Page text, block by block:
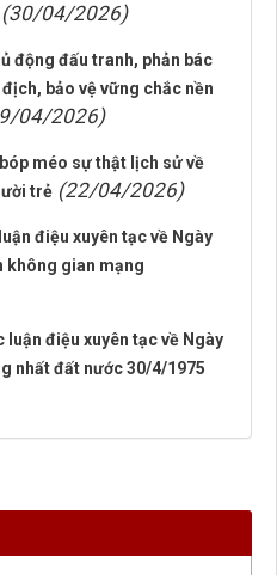
(30/04/2026)
động đấu tranh, phản bác
bảo vệ vững chắc nền
04/2026)
méo sự thật lịch sử về
trẻ (22/04/2026)
điệu xuyên tạc về Ngày
không gian mạng
luận điệu xuyên tạc về Ngày
nhất đất nước 30/4/1975